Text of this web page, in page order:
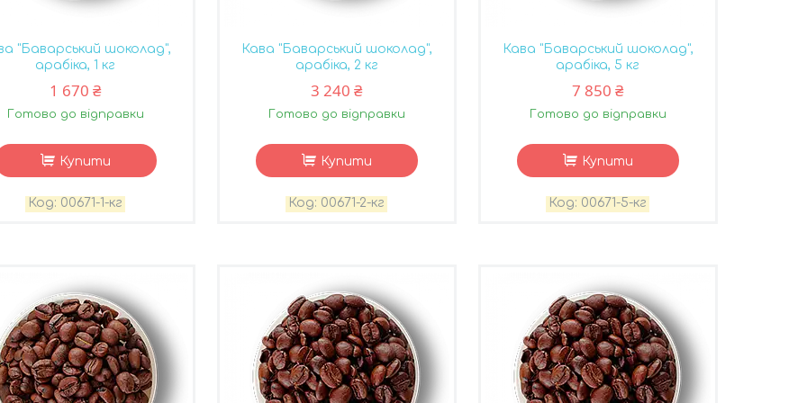
"Баварський шоколад",
арабіка, 1 кг
1 670 ₴
Готово до відправки
Купити
00671-1-кг
Кава "Баварський шоколад",
арабіка, 2 кг
3 240 ₴
Готово до відправки
Купити
00671-2-кг
Кава "Баварський шоколад",
арабіка, 5 кг
7 850 ₴
Готово до відправки
Купити
00671-5-кг